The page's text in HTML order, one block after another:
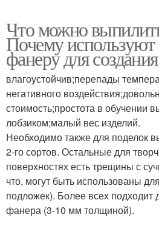
Что можно
Почему
фанеру для
влагоустойчив;перепады
негативного
стоимость;простота в обучении
лобзиком;малый вес изделий.
Необходимо также для поделок
2-го сортов. Остальные для
поверхностях есть трещины с
что, могут быть использованы
подложек). Более всех подходит
фанера (3-10 мм толщиной).